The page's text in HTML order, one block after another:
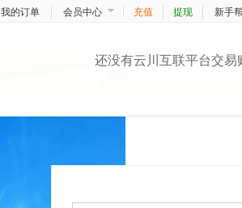
我的订单 会员中心 充值 提现 新手
还没有云川互联平台交易